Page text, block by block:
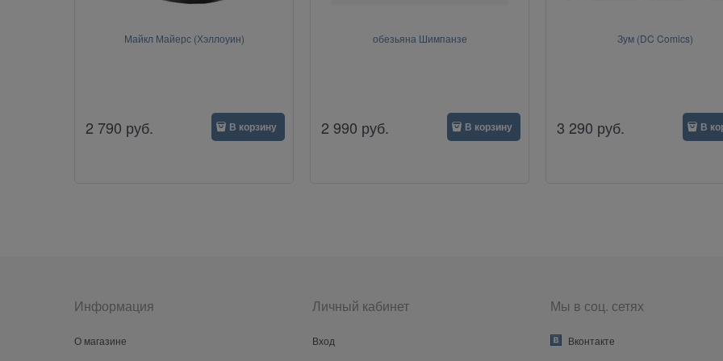
Майкл Майерс (Хэллоуин)
2 790 руб. В корзину
обезьяна Шимпанзе
2 990 руб. В корзину
Зум (DC Comics)
3 290 руб. В
Информация
О магазине
Личный кабинет
Вход
Мы в соц. сетях
Вконтакте